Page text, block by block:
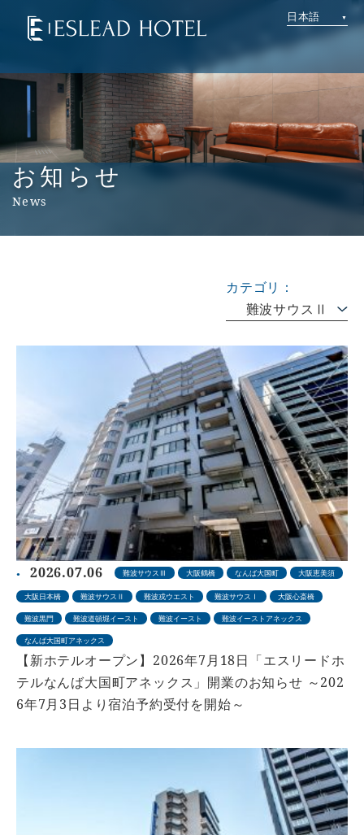
日本語
お知らせ
News
カテゴリ：
難波サウスⅡ
2026.07.06 難波サウスⅢ 大阪鶴橋 なんば大国町 大阪恵美須
大阪日本橋 難波サウスⅡ 難波戎ウエスト 難波サウスⅠ 大阪心斎橋
難波黒門 難波道頓堀イースト 難波イースト 難波イーストアネックス
なんば大国町アネックス
【新ホテルオープン】2026年7月18日「エスリードホ
テルなんば大国町アネックス」開業のお知らせ ～202
6年7月3日より宿泊予約受付を開始～